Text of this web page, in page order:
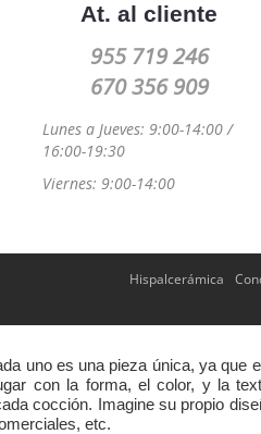
At. al cliente
955 719 246
670 356 909
Lunes a Jueves: 9:00-14:00 /
16:00-19:30
Viernes: 9:00-14:00
Hispalcerámica
uno es una pieza única, ya que
con la forma, el color, y la
cocción. Imagine su propio
etc.